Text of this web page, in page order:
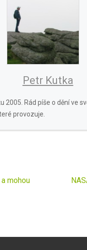
Petr Kutka
2005. Rád píše o dění ve
provozuje.
mohou